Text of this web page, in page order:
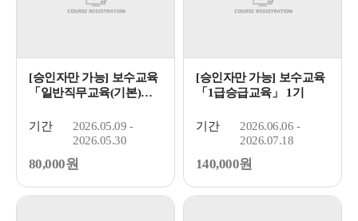
[승인자만 가능] 보수교육
「일반직무교육(기본)」
기간
2026.05.09 -
2026.05.30
80,000원
[승인자만 가능] 보수교육
「1급승급교육」 1기
기간
2026.06.06 -
2026.07.18
140,000원